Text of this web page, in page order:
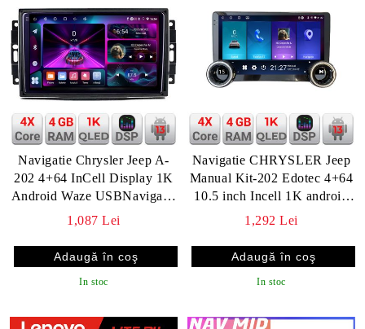
Navigatie Chrysler Jeep A-
202 4+64 InCell Display 1K
Android Waze USBNavigatie
Internet Youtube Radio V2
1,087 Lei
In stoc
Navigatie CHRYSLER Jeep
Manual Kit-202 Edotec 4+64
10.5 inch Incell 1K android
1,292 Lei
In stoc